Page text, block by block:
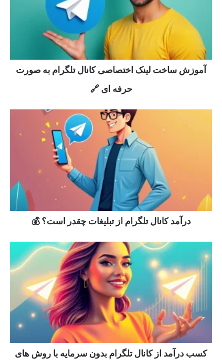
آموزش ساخت لینک اختصاصی کانال تلگرام به صورت
حرفه ای 🔗
درآمد کانال تلگرام از تبلیغات چقدر است؟ 💰
کسب درآمد از کانال تلگرام بدون سرمایه با روش های